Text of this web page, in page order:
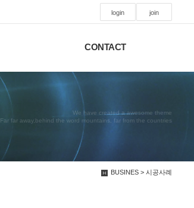
login join
CONTACT
We have created a awesome theme
Far far away,behind the word mountains, far from the countries
BUSINES > 시공사례